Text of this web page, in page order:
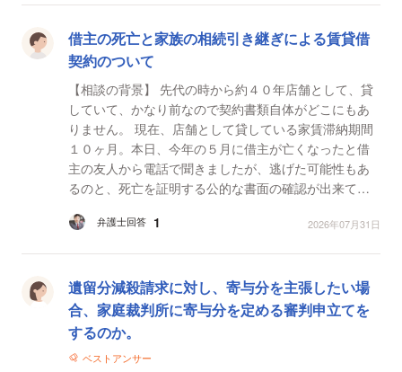
借主の死亡と家族の相続引き継ぎによる賃貸借
契約のついて
【相談の背景】 先代の時から約４０年店舗として、貸
していて、かなり前なので契約書類自体がどこにもあ
りません。 現在、店舗として貸している家賃滞納期間
１０ヶ月。本日、今年の５月に借主が亡くなったと借
主の友人から電話で聞きましたが、逃げた可能性もあ
るのと、死亡を証明する公的な書面の確認が出来てい
方的に...弁護士回答 1 2026年07月31日
遺留分減殺請求に対し、寄与分を主張したい場
合、家庭裁判所に寄与分を定める審判申立てを
するのか。
ベストアンサー